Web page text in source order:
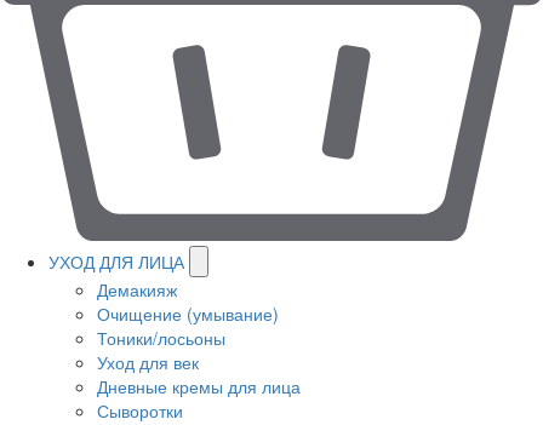
УХОД ДЛЯ ЛИЦА
Демакияж
Очищение (умывание)
Тоники/лосьоны
Уход для век
Дневные кремы для лица
Сыворотки